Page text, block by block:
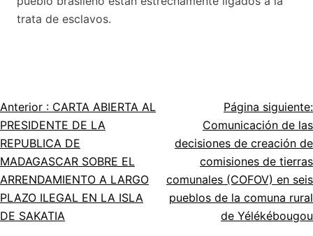
trata de esclavos.
Navegación
por
el
artículo
Anterior : CARTA ABIERTA AL
PRESIDENTE DE LA
REPUBLICA DE
MADAGASCAR SOBRE EL
ARRENDAMIENTO A LARGO
PLAZO ILEGAL EN LA ISLA
DE SAKATIA
Página siguiente:
Comunicación de las
decisiones de creación de
comisiones de tierras
comunales (COFOV) en seis
pueblos de la comuna rural
de Yélékébougou